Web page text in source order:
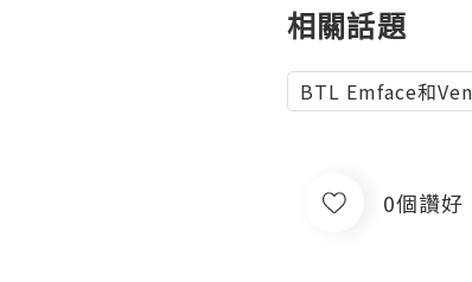
相關話題
BTL Emface和
0個讚好